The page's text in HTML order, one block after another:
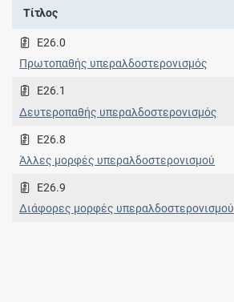
Τίτλος
E26.0
Πρωτοπαθής υπεραλδοστερονισμός
E26.1
Δευτεροπαθής υπεραλδοστερονισμός
E26.8
Άλλες μορφές υπεραλδοστερονισμού
E26.9
Διάφορες μορφές υπεραλδοστερονισμού